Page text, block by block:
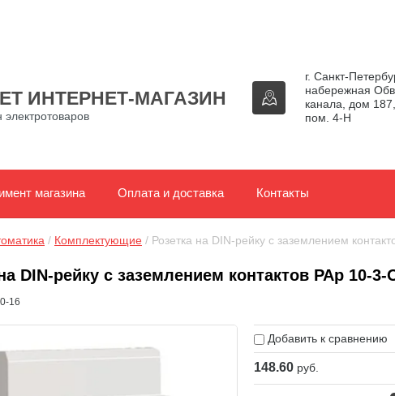
ИНТЕРНЕТ-МАГАЗИН
электротоваров
г. Санкт-
набережная
канала, дом
пом. 4-Н
магазина Оплата и доставка Контакты
/ Комплектующие / Розетка на DIN-рейку с заземлением
DIN-рейку с заземлением контактов РАр 10-
16
Добавить к сравнению
148.60 руб.